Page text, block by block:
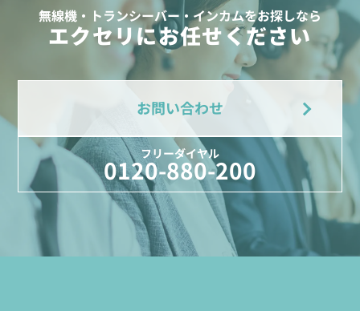
無線機・トランシーバー・インカムをお探しなら
エクセリにお任せください
お問い合わせ
フリーダイヤル
0120-880-200